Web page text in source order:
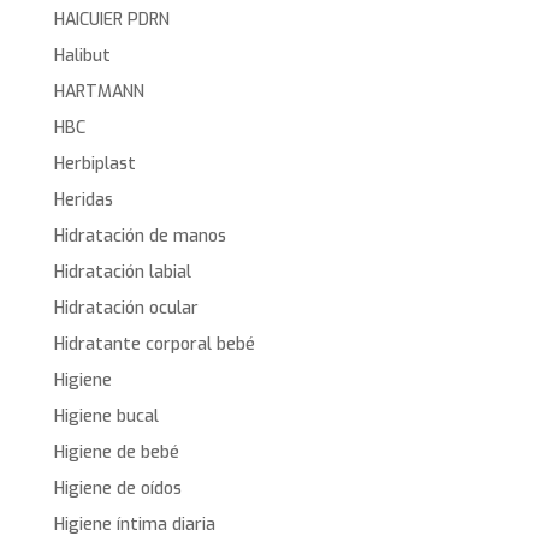
HAICUIER PDRN
Halibut
HARTMANN
HBC
Herbiplast
Heridas
Hidratación de manos
Hidratación labial
Hidratación ocular
Hidratante corporal bebé
Higiene
Higiene bucal
Higiene de bebé
Higiene de oídos
Higiene íntima diaria